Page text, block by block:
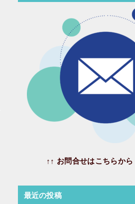
↑↑ お問合せはこちらから
最近の投稿